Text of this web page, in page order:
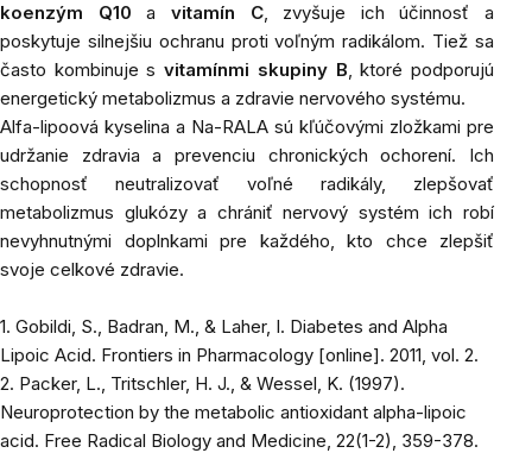
koenzým Q10 a vitamín C, zvyšuje ich účinnosť a
poskytuje silnejšiu ochranu proti voľným radikálom. Tiež sa
často kombinuje svitamínmi skupiny B, ktoré podporujú
energetický metabolizmus a zdravie nervového systému.
Alfa-lipoová kyselina a Na-RALA sú kľúčovými zložkami pre
udržanie zdravia a prevenciu chronických ochorení. Ich
schopnosť neutralizovať voľné radikály, zlepšovať
metabolizmus glukózy a chrániť nervový systém ich robí
nevyhnutnými doplnkami pre každého, kto chce zlepšiť
svoje celkové zdravie.
1. Gobildi, S., Badran, M., & Laher, I. Diabetes and Alpha
Lipoic Acid. Frontiers in Pharmacology [online]. 2011, vol. 2.
2. Packer, L., Tritschler, H. J., & Wessel, K. (1997).
Neuroprotection by the metabolic antioxidant alpha-lipoic
acid. Free Radical Biology and Medicine, 22(1-2), 359-378.